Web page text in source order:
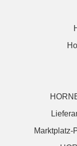
Marktplatz-